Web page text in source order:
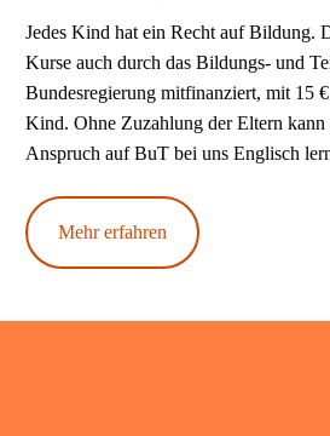
Jedes Kind hat ein Recht auf Bildung.
Kurse auch durch das Bildungs- und
Bundesregierung mitfinanziert, mit 15
Kind. Ohne Zuzahlung der Eltern
Anspruch auf BuT bei uns Englisch
Mehr erfahren